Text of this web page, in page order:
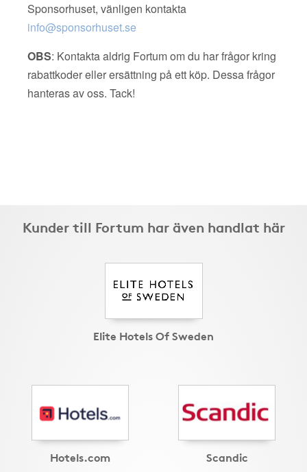
Sponsorhuset, vänligen kontakta
info@sponsorhuset.se
OBS: Kontakta aldrig Fortum om du har frågor kring
rabattkoder eller ersättning på ett köp. Dessa frågor
hanteras av oss. Tack!
Kunder till Fortum har även handlat här
Elite Hotels Of Sweden
Hotels.com Scandic